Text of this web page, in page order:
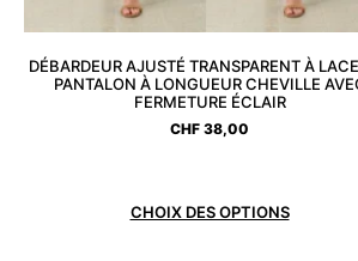
DÉBARDEUR AJUSTÉ TRANSPARENT À
PANTALON À LONGUEUR CHEVILLE
FERMETURE ÉCLAIR
CHF 38,00
CHOIX DES OPTIONS